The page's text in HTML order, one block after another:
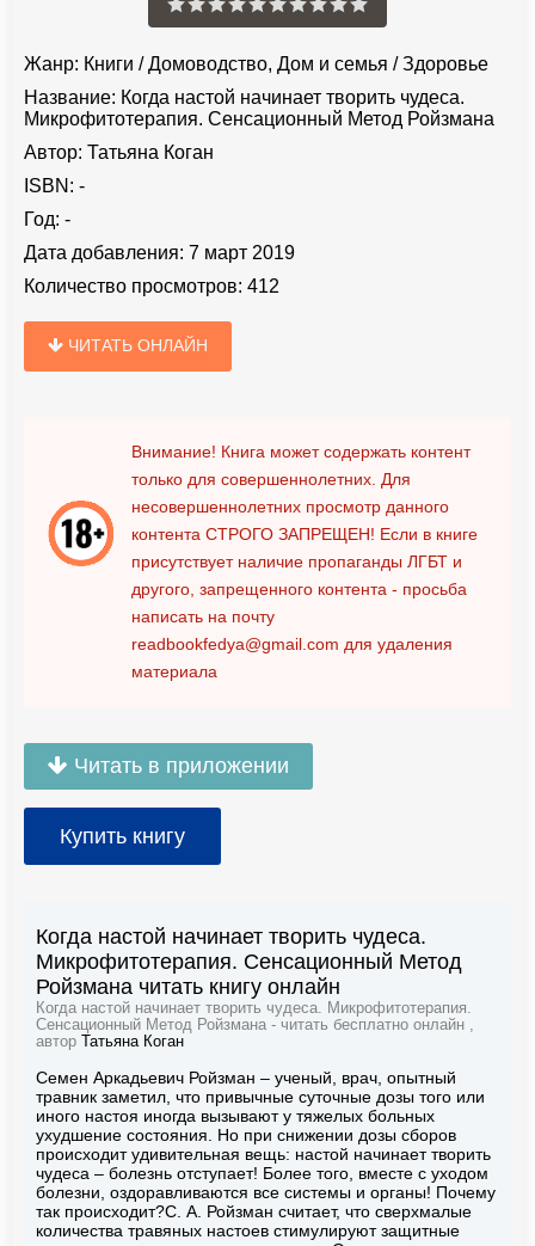
Жанр: Книги /Домоводство, Дом и семья /Здоровье
Название: Когда настой начинает творить чудеса.
Микрофитотерапия. Сенсационный Метод Ройзмана
Автор: Татьяна Коган
ISBN: -
Год: -
Дата добавления: 7 март 2019
Количество просмотров: 412
ЧИТАТЬ ОНЛАЙН
Внимание! Книга может содержать контент
только для совершеннолетних. Для
несовершеннолетних просмотр данного
контента СТРОГО ЗАПРЕЩЕН! Если в книге
присутствует наличие пропаганды ЛГБТ и
другого, запрещенного контента - просьба
написать на почту
readbookfedya@gmail.com для удаления
материала
Читать в приложении
Купить книгу
Когда настой начинает творить чудеса.
Микрофитотерапия. Сенсационный Метод
Ройзмана читать книгу онлайн
Когда настой начинает творить чудеса. Микрофитотерапия.
Сенсационный Метод Ройзмана - читать бесплатно онлайн ,
автор
Татьяна Коган
Семен Аркадьевич Ройзман – ученый, врач, опытный
травник заметил, что привычные суточные дозы того или
иного настоя иногда вызывают у тяжелых больных
ухудшение состояния. Но при снижении дозы сборов
происходит удивительная вещь: настой начинает творить
чудеса – болезнь отступает! Более того, вместе с уходом
болезни, оздоравливаются все системы и органы! Почему
так происходит?С. А. Ройзман считает, что сверхмалые
количества травяных настоев стимулируют защитные